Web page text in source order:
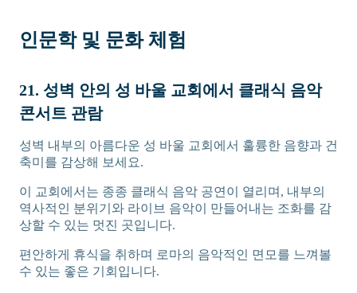
인문학 및 문화 체험
21. 성벽 안의 성 바울 교회에서 클래식 음악
콘서트 관람
성벽 내부의 아름다운 성 바울 교회에서 훌륭한 음향과 건
축미를 감상해 보세요.
이 교회에서는 종종 클래식 음악 공연이 열리며, 내부의
역사적인 분위기와 라이브 음악이 만들어내는 조화를 감
상할 수 있는 멋진 곳입니다.
편안하게 휴식을 취하며 로마의 음악적인 면모를 느껴볼
수 있는 좋은 기회입니다.